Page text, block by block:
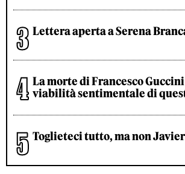
Lettera aperta a Serena
La morte di Francesco
viabilità sentimentale di
Toglieteci tutto, ma non